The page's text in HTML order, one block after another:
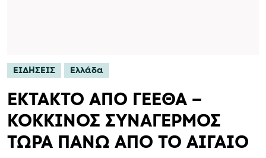
ΕΙΔΗΣΕΙΣ Ελλάδα
ΕΚΤΑΚΤΟ ΑΠΟ ΓΕΕΘΑ –
ΚΟΚΚΙΝΟΣ ΣΥΝΑΓΕΡΜΟΣ
ΤΩΡΑ ΠΑΝΩ ΑΠΟ ΤΟ ΑΙΓΑΙΟ